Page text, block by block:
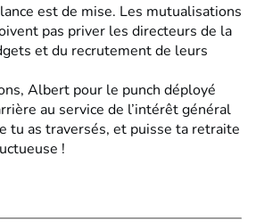
est de mise. Les mutualisations
pas priver les directeurs de la
et du recrutement de leurs
Albert pour le punch déployé
au service de l’intérêt général
tu as traversés, et puisse ta retraite
!